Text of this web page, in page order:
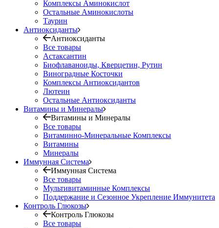
Комплексы Аминокислот
Остальные Аминокислоты
Таурин
Антиоксиданты
Антиоксиданты
Все товары
Астаксантин
Биофлаваноиды, Кверцетин, Рутин
Виноградные Косточки
Комплексы Антиоксидантов
Лютеин
Остальные Антиоксиданты
Витамины и Минералы
Витамины и Минералы
Все товары
Витаминно-Минеральные Комплексы
Витамины
Минералы
Иммунная Система
Иммунная Система
Все товары
Мультивитаминные Комплексы
Поддержание и Сезонное Укрепление Иммунитета
Контроль Глюкозы
Контроль Глюкозы
Все товары